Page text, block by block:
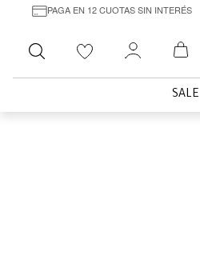
PAGA EN 12 CUOTAS SIN INTERÉS
Buscar
SALE